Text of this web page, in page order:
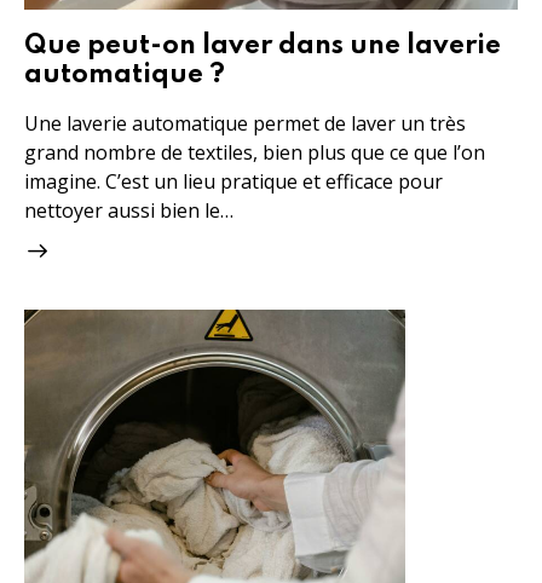
Que peut-on laver dans une laverie
automatique ?
Une laverie automatique permet de laver un très
grand nombre de textiles, bien plus que ce que l’on
imagine. C’est un lieu pratique et efficace pour
nettoyer aussi bien le…